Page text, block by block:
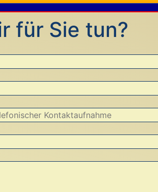
für Sie tun?